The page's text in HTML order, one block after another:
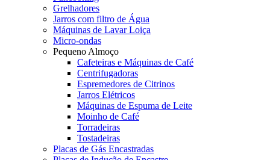
Grelhadores
Jarros com filtro de Água
Máquinas de Lavar Loiça
Micro-ondas
Pequeno Almoço
Cafeteiras e Máquinas de Café
Centrifugadoras
Espremedores de Citrinos
Jarros Elétricos
Máquinas de Espuma de Leite
Moinho de Café
Torradeiras
Tostadeiras
Placas de Gás Encastradas